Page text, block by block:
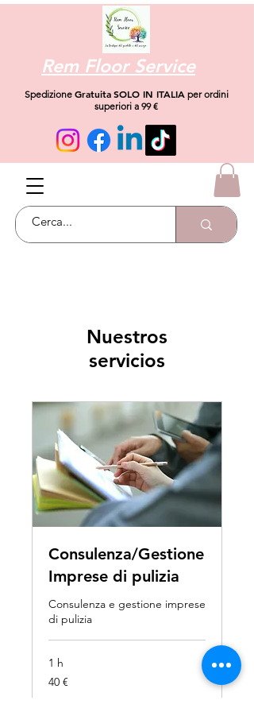
Rem Floor Service
Spedizione Gratuita SOLO IN ITALIAper ordini
superiori a 99 €
Nuestros
servicios
Consulenza/Gestione
Imprese di pulizia
Consulenza e gestione imprese
di pulizia
1 h
40
euros
40 €